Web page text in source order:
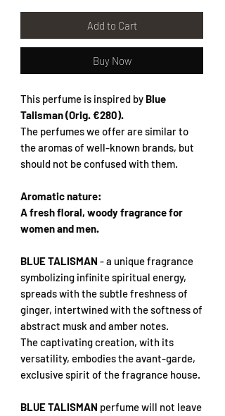
Add to Cart
Buy Now
This perfume is inspired by Blue
Talisman (Orig. €280).
The perfumes we offer are similar to
the aromas of well-known brands, but
should not be confused with them.
Aromatic nature:
A fresh floral, woody fragrance for
women and men.
BLUE TALISMAN - a unique fragrance
symbolizing infinite spiritual energy,
spreads with the subtle freshness of
ginger, intertwined with the softness of
abstract musk and amber notes.
The captivating creation, with its
versatility, embodies the avant-garde,
exclusive spirit of the fragrance house.
BLUE TALISMAN perfume will not leave